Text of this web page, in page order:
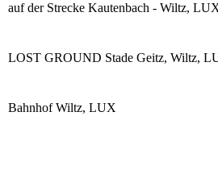
auf der Strecke Kautenbach - Wiltz,
LOST GROUND Stade Geitz, Wiltz,
Bahnhof Wiltz, LUX